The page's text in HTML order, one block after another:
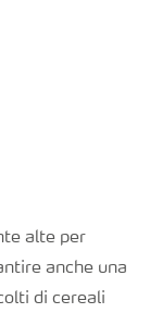
alte per
anche una
di cereali